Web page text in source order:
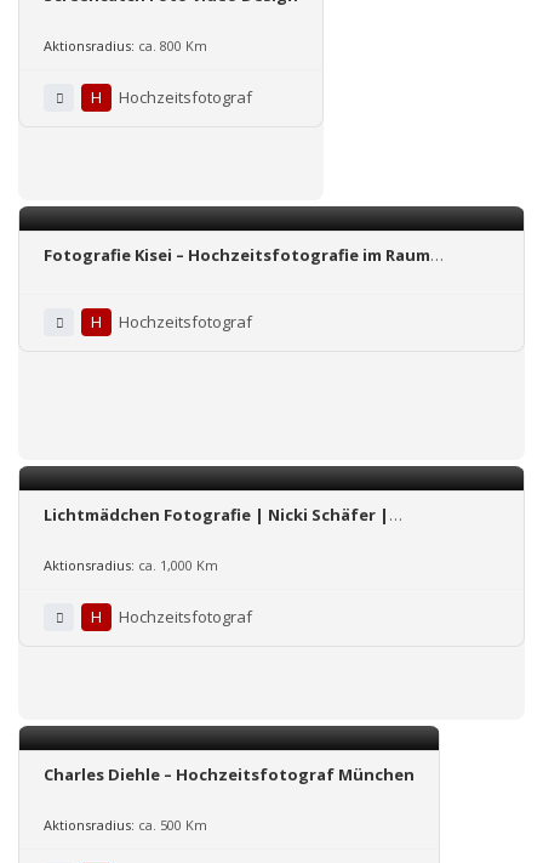
Aktionsradius: ca. 800 Km
H Hochzeitsfotograf
Fotografie Kisei – Hochzeitsfotografie im Raum
H
Hochzeitsfotograf
Lichtmädchen Fotografie | Nicki Schäfer |
Aktionsradius: ca. 1,000 Km
H Hochzeitsfotograf
Charles Diehle – Hochzeitsfotograf München
Aktionsradius: ca. 500 Km